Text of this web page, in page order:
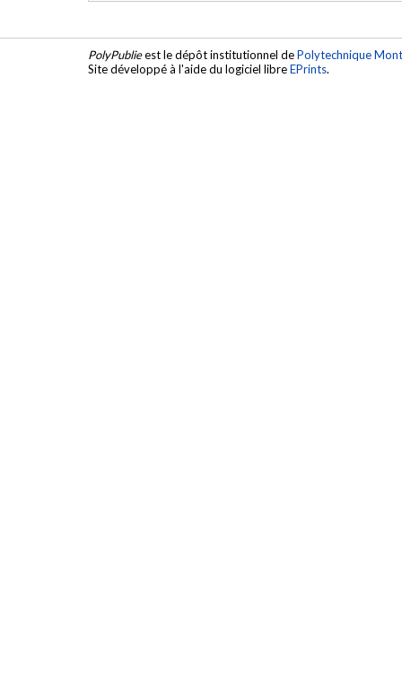
PolyPublieest le dépôt institutionnel dePolytechnique
Site développé à l'aide du logiciel libreEPrints.